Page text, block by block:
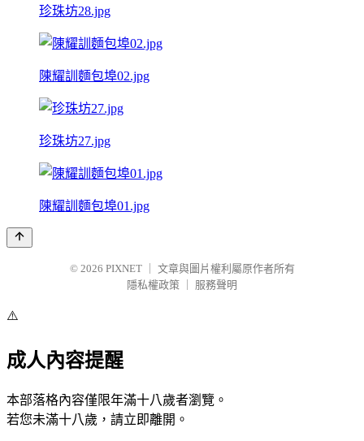
珍珠坊28.jpg
陳耀訓麵包埠02.jpg
珍珠坊27.jpg
陳耀訓麵包埠01.jpg
© 2026 PIXNET
文章與圖片權利屬原作者所有
隱私權政策
服務聲明
⚠️
成人內容提醒
本部落格內容僅限年滿十八歲者瀏覽。
若您未滿十八歲，請立即離開。